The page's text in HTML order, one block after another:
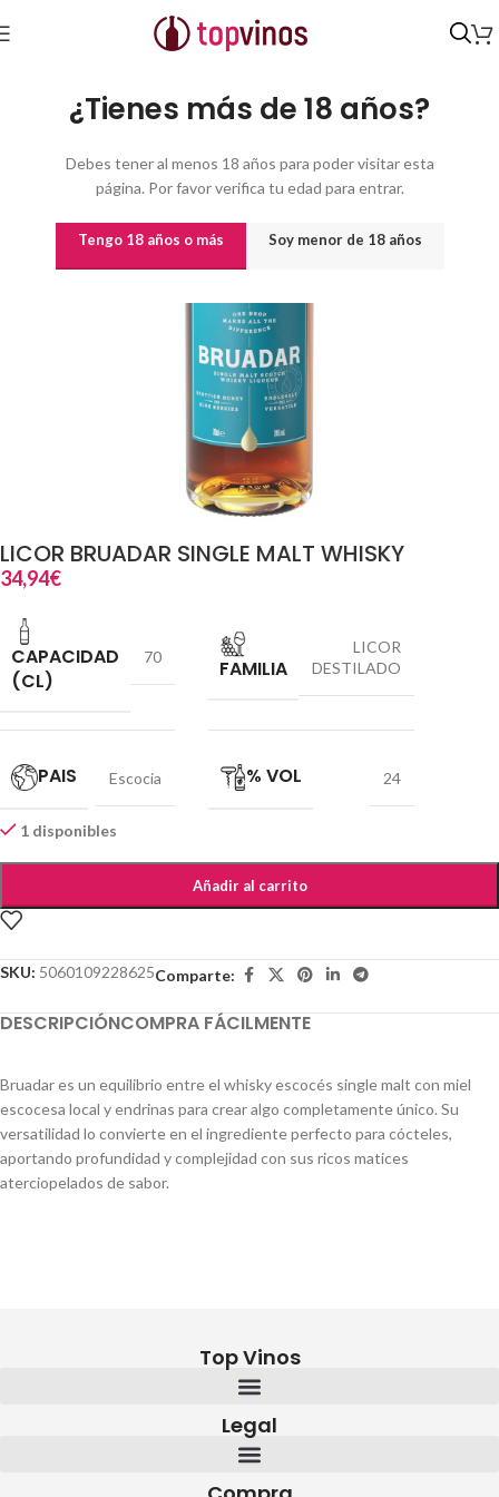
¿Tienes más de 18 años?
Debes tener al menos 18 años para poder visitar esta
página. Por favor verifica tu edad para entrar.
Tengo 18 años o más Soy menor de 18 años
Inicio Destilados y licores /Licores
LICOR BRUADAR SINGLE MALT WHISKY
34,94€
CAPACIDAD
(CL)
70 FAMILIA
LICOR
DESTILADO
PAIS Escocia % VOL 24
1 disponibles
Añadir al carrito
SKU: 5060109228625Comparte:
DESCRIPCIÓNCOMPRA FÁCILMENTE
Bruadar es un equilibrio entre el whisky escocés single malt con miel
escocesa local y endrinas para crear algo completamente único. Su
versatilidad lo convierte en el ingrediente perfecto para cócteles,
aportando profundidad y complejidad con sus ricos matices
aterciopelados de sabor.
Top Vinos
Legal